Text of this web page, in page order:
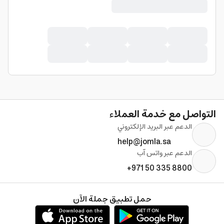
التواصل مع خدمة العملاء
الدعم عبر البريد الإلكتروني
help@jomla.sa
الدعم عبر واتس آب
+971 50 335 8800
حمل تطبيق جملة الآن